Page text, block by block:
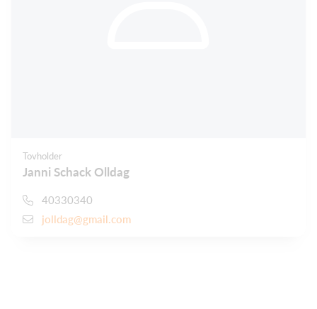
Tovholder
Janni Schack Olldag
40330340
jolldag@gmail.com